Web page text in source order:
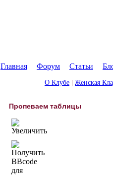
Главная Форум Статьи
О Клубе Женская
Пропеваем таблицы